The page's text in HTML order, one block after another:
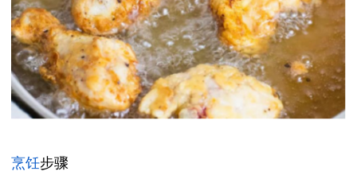
烹饪步骤